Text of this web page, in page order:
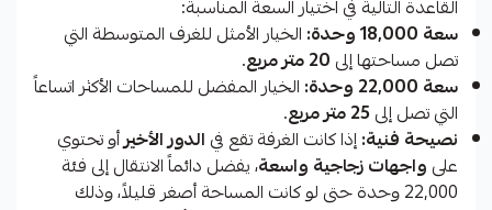
القاعدة التالية في اختيار السعة المناسبة:
سعة 18,000 وحدة:
الخيار الأمثل للغرف المتوسطة التي
تصل مساحتها إلى 20 متر مربع
.
سعة 22,000 وحدة:
الخيار المفضل للمساحات الأكثر اتساعاً
التي تصل إلى 25 متر مربع
.
نصيحة فنية:إذا كانت الغرفة تقع في الدور الأخيرأو تحتوي
على واجهات زجاجية واسعة، يفضل دائماً الانتقال إلى فئة
22,000 وحدة حتى لو كانت المساحة أصغر قليلاً، وذلك